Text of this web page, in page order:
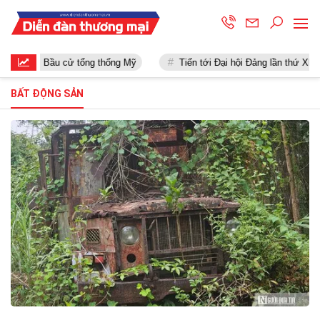
Bầu cử tổng thống Mỹ Tiến tới Đại hội Đảng lần thứ XIII
BẤT ĐỘNG SẢN